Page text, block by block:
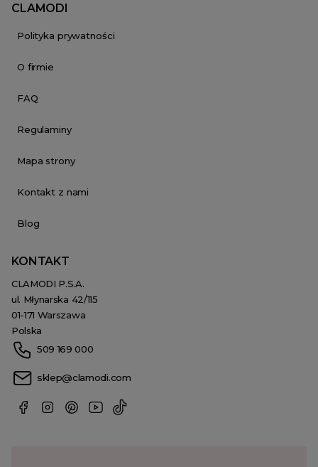
CLAMODI
Polityka prywatności
O firmie
FAQ
Regulaminy
Mapa strony
Kontakt z nami
Blog
KONTAKT
CLAMODI P.S.A.
ul. Młynarska 42/115
01-171 Warszawa
Polska
509 169 000
sklep@clamodi.com